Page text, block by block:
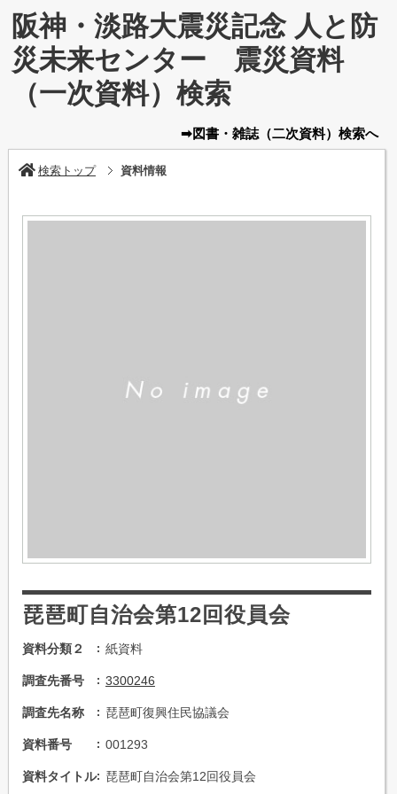
阪神・淡路大震災記念 人と防
災未来センター 震災資料
（一次資料）検索
➡図書・雑誌（二次資料） 検索へ
検索トップ 資料情報
琵琶町自治会第12回役員会
資料分類２ 紙資料
調査先番号 3300246
調査先名称 琵琶町復興住民協議会
資料番号 001293
資料タイトル 琵琶町自治会第12回役員会